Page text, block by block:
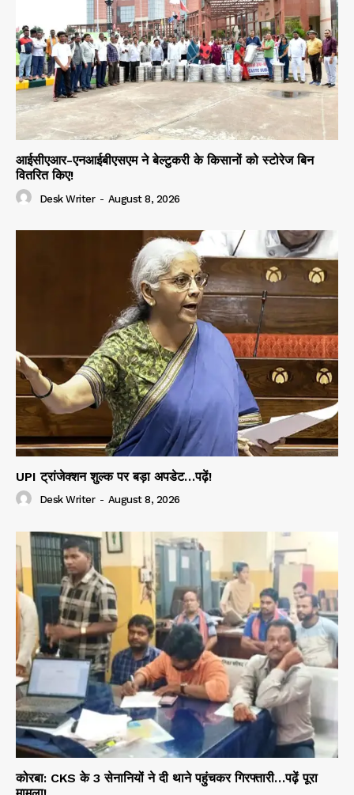
आईसीएआर-एनआईबीएसएम ने बेल्टुकरी के किसानों को स्टोरेज बिन
वितरित किए!
Desk Writer - August 8, 2026
UPI ट्रांजेक्शन शुल्क पर बड़ा अपडेट…पढ़ें!
Desk Writer - August 8, 2026
कोरबा: CKS के 3 सेनानियों ने दी थाने पहुंचकर गिरफ्तारी…पढ़ें पूरा